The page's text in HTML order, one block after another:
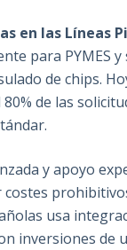
en las Líneas
para PYMES
de chips.
80% de las
y apoyo
usa
inversiones de